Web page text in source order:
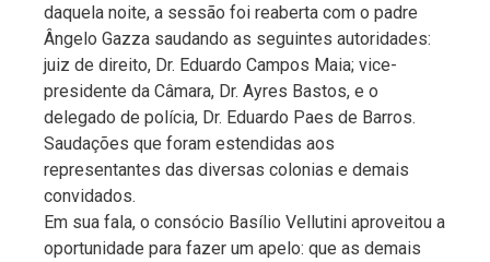
daquela noite, a sessão foi reaberta com o padre
Ângelo Gazza saudando as seguintes autoridades:
juiz de direito, Dr. Eduardo Campos Maia; vice-
presidente da Câmara, Dr. Ayres Bastos, e o
delegado de polícia, Dr. Eduardo Paes de Barros.
Saudações que foram estendidas aos
representantes das diversas colonias e demais
convidados.
Em sua fala, o consócio Basílio Vellutini aproveitou a
oportunidade para fazer um apelo: que as demais